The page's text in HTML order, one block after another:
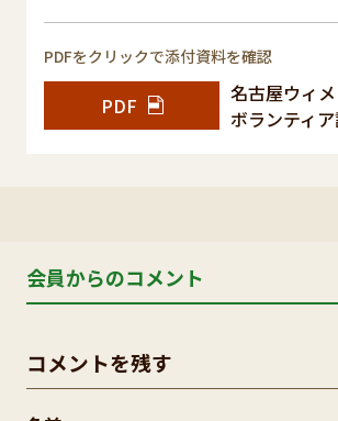
PDFをクリックで添付資料を確認
PDF
名古屋ウィ
ボランティ
会員からのコメント
コメントを残す